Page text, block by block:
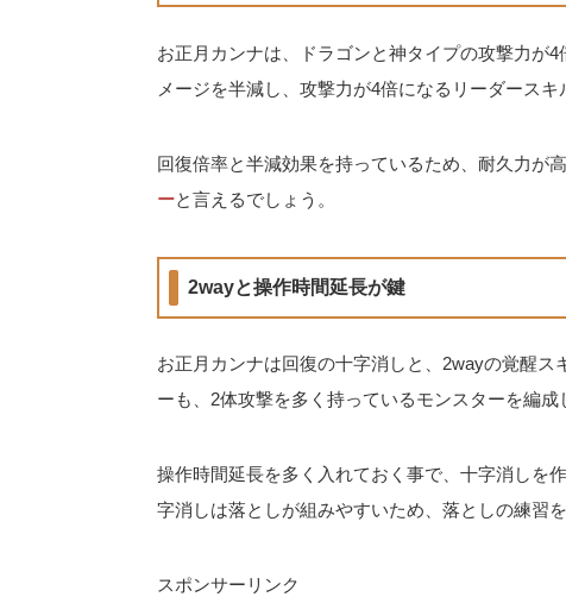
お正月カンナは、ドラゴンと神タイプの攻撃力が
メージを半減し、攻撃力が4倍になるリーダースキ
回復倍率と半減効果を持っているため、耐久力が高
ーと言えるでしょう。
2wayと操作時間延長が鍵
お正月カンナは回復の十字消しと、2wayの覚醒
ーも、2体攻撃を多く持っているモンスターを編成
操作時間延長を多く入れておく事で、十字消しを作
字消しは落としが組みやすいため、落としの練習
スポンサーリンク